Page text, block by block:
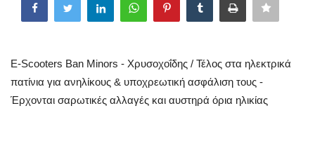
Mykonos
Mykonos Ticker TV
Sport
E-Scooters Ban Minors - Χρυσοχοΐδης / Τέλος στα ηλεκτρικά
πατίνια για ανηλίκους & υποχρεωτική ασφάλιση τους -
Έρχονται σαρωτικές αλλαγές και αυστηρά όρια ηλικίας